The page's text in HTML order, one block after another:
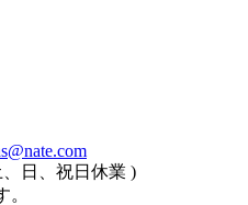
日、祝日休業 )